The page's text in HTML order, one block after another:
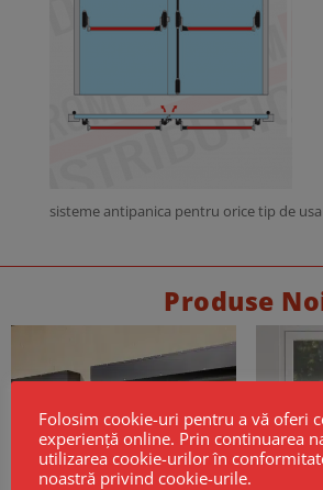
sisteme antipanica pentru orice tip de usa
Produse
Folosim cookie-uri pentru a vă oferi
experiență online. Prin continuarea
utilizarea cookie-urilor în
noastră privind cookie-urile.